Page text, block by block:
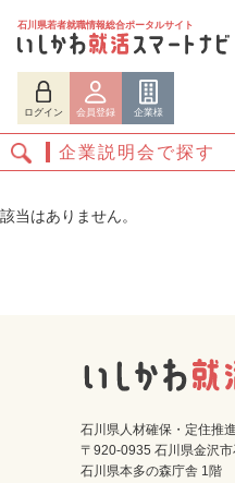
石川県若者就職情報総合ポータルサイト
ログイン 会員登録 企業様
ログイン
企業説明会で探す
該当はありません。
石川県人材確保・定住推
〒920-0935 石川県金沢
石川県本多の森庁舎 1階